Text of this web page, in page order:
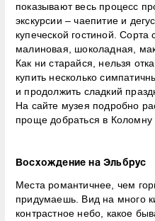
показывают весь процесс
экскурсии – чаепитие и
купеческой гостиной.
малиновая, шоколадная,
Как ни старайся, нельзя
купить несколько
и продолжить сладкий
На сайте музея подробно
проще добраться в Коломну
Восхождение на Эльбрус
Места романтичнее, чем
придумаешь. Вид на много
контрастное небо, какое